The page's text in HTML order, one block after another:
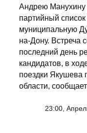
Андрею Манухину
партийный
муниципальную
на-Дону. Встреча
последний день
кандидатов, в
поездки Якушева
области,
23:00,